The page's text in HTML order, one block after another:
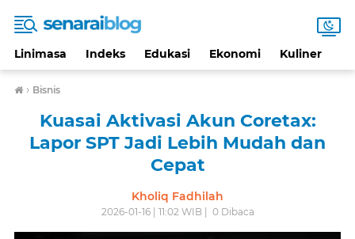
Linimasa Indeks Edukasi Ekonomi Kuliner
› Bisnis
Kuasai Aktivasi Akun Coretax:
Lapor SPT Jadi Lebih Mudah dan
Cepat
Kholiq Fadhilah
2026-01-16 | 11:02 WIB | 0Dibaca